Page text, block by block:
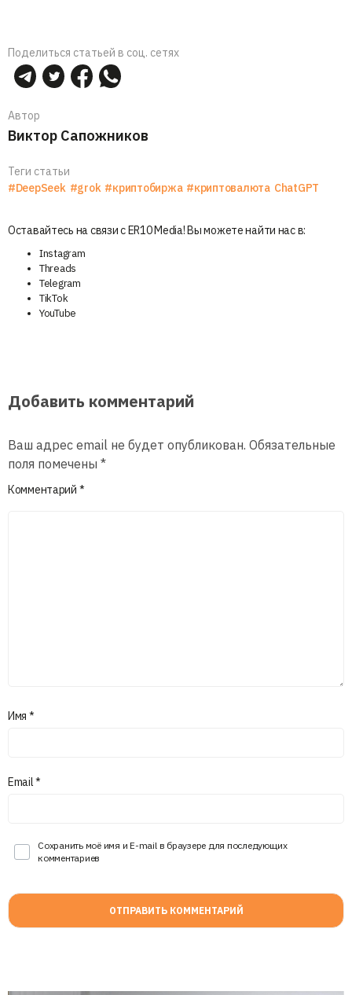
Поделиться статьей в соц. сетях
Автор
Виктор Сапожников
Теги статьи
#DeepSeek #grok #криптобиржа #криптовалюта ChatGPT
Оставайтесь на связи с ER10 Media! Вы можете найти нас в:
Instagram
Threads
Telegram
TikTok
YouTube
Добавить комментарий
Ваш адрес email не будет опубликован. Обязательные
поля помечены *
Комментарий *
Имя *
Email*
Сохранить моё имя и E-mail в браузере для последующих
комментариев